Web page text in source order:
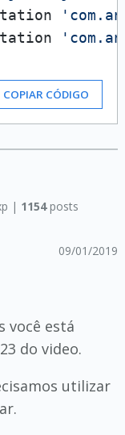
COPIAR CÓDIGO
| 1154posts
09/01/2019
você está
do video.
utilizar